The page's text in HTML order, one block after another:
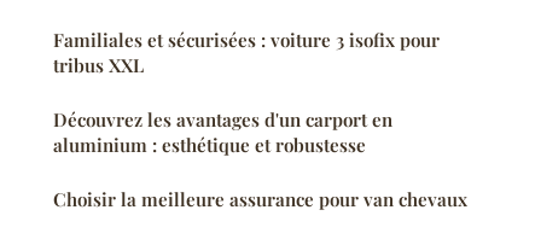
Familiales et sécurisées : voiture 3 isofix pour
tribus XXL
Découvrez les avantages d'un carport en
aluminium : esthétique et robustesse
Choisir la meilleure assurance pour van chevaux